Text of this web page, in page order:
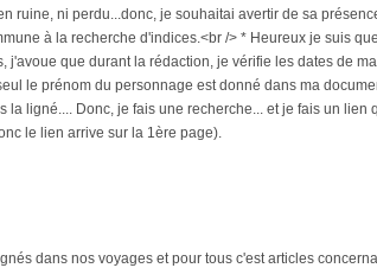
ruine, ni perdu...donc, je souhaitai avertir de sa
à la recherche d'indices.<br /> * Heureux je suis
j'avoue que durant la rédaction, je vérifie les dates de ma
le prénom du personnage est donné dans ma
la ligné.... Donc, je fais une recherche... et je fais un lien
le lien arrive sur la 1ère page).
dans nos voyages et pour tous c'est articles